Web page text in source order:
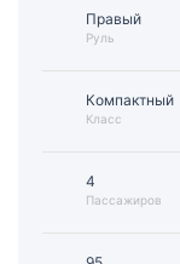
Правый
Руль
Компактный
Класс
4
Пассажиров